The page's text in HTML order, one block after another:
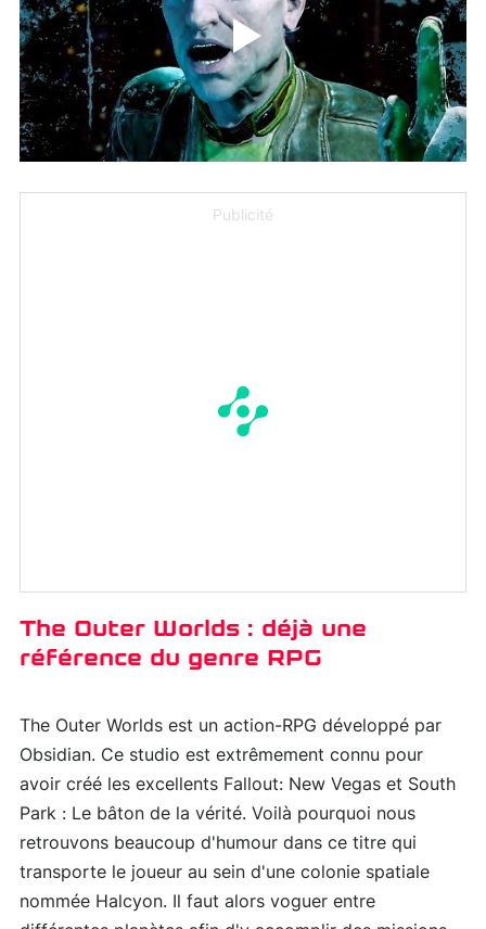
Publicité
The Outer Worlds : déjà une
référence du genre RPG
The Outer Worlds est un action-RPG développé par
Obsidian. Ce studio est extrêmement connu pour
avoir créé les excellents Fallout: New Vegas et South
Park : Le bâton de la vérité. Voilà pourquoi nous
retrouvons beaucoup d'humour dans ce titre qui
transporte le joueur au sein d'une colonie spatiale
nommée Halcyon. Il faut alors voguer entre